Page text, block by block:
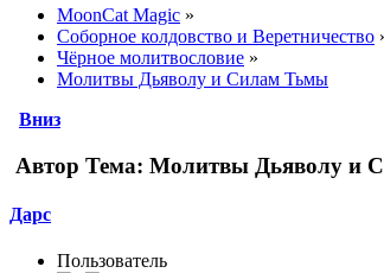
MoonCat Magic »
Соборное колдовство и Веретничество
Чёрное молитвословие »
Молитвы Дьяволу и Силам Тьмы
Вниз
Автор Тема: Молитвы Дьяволу и
Дарс
Пользователь